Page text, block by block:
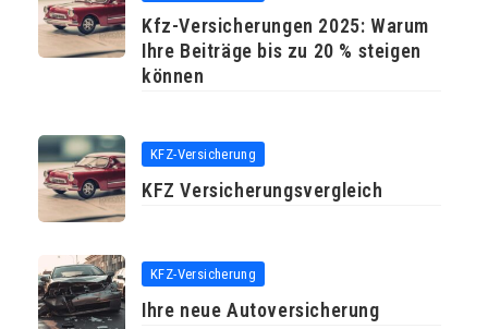
Kfz-Versicherungen 2025: Warum
Ihre Beiträge bis zu 20 % steigen
können
KFZ-Versicherung
KFZ Versicherungsvergleich
KFZ-Versicherung
Ihre neue Autoversicherung